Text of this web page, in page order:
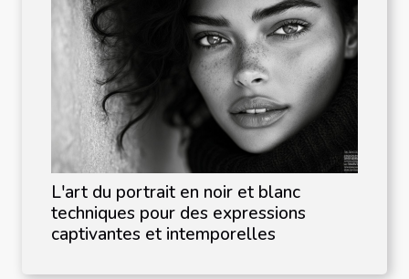
L'art du portrait en noir et blanc
techniques pour des expressions
captivantes et intemporelles